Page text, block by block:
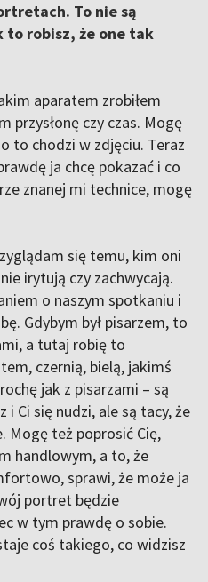
To nie są
robisz, że one tak
aparatem zrobiłem
przysłonę czy czas. Mogę
to chodzi w zdjęciu. Teraz
ja chcę pokazać i co
znanej mi technice, mogę
się temu, kim oni
irytują czy zachwycają.
o naszym spotkaniu i
Gdybym był pisarzem, to
a tutaj robię to
czernią, bielą, jakimś
jak z pisarzami – są
i Ci się nudzi, ale są tacy, że
Mogę też poprosić Cię,
handlowym, a to, że
sprawi, że może ja
portret będzie
w tym prawdę o sobie.
coś takiego, co widzisz